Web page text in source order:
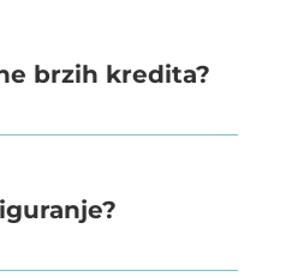
brzih kredita?